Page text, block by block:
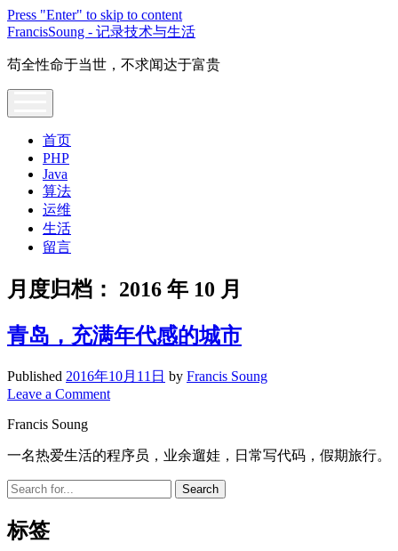
Press "Enter" to skip to content
FrancisSoung - 记录技术与生活
苟全性命于当世，不求闻达于富贵
首页
PHP
Java
算法
运维
生活
留言
月度归档： 2016 年 10 月
青岛，充满年代感的城市
Published 2016年10月11日 by Francis Soung
Leave a Comment
Sidebar
Francis Soung
一名热爱生活的程序员，业余遛娃，日常写代码，假期旅行。
Search
标签